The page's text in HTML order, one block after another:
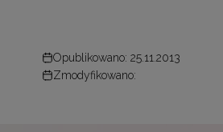
Opublikowano: 25.11.2013
Zmodyfikowano: